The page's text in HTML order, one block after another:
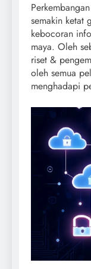
semakin ketat
kebocoran
maya. Oleh
riset &
oleh semua
menghadapi